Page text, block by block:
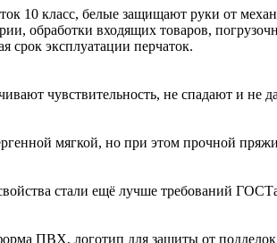
10 класс, белые защищают руки от
обработки входящих товаров,
срок эксплуатации перчаток.
чувствительность, не спадают и не
мягкой, но при этом прочной
стали ещё лучше требований
ПВХ, логотип для защиты от